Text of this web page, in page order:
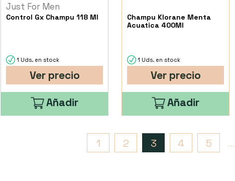
Just For Men
Control Gx Champu 118 Ml
1 Uds. en stock
Ver precio
Añadir
Champu Klorane Menta
Acuatica 400Ml
1 Uds. en stock
Ver precio
Añadir
1 2 3 4 5 ...